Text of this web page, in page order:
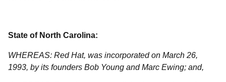
State of North Carolina:
WHEREAS: Red Hat, was incorporated on March 26,
1993, by its founders Bob Young and Marc Ewing; and,